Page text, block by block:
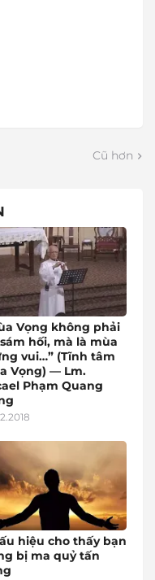
Cũ hơn
Vọng không phải
hối, mà là mùa
vui…” (Tĩnh tâm
Vọng) — Lm.
Phạm Quang
hiệu cho thấy bạn
bị ma quỷ tấn